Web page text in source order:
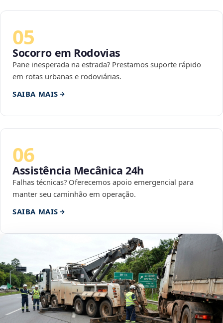
05
Socorro em Rodovias
Pane inesperada na estrada? Prestamos suporte rápido
em rotas urbanas e rodoviárias.
SAIBA MAIS
06
Assistência Mecânica 24h
Falhas técnicas? Oferecemos apoio emergencial para
manter seu caminhão em operação.
SAIBA MAIS